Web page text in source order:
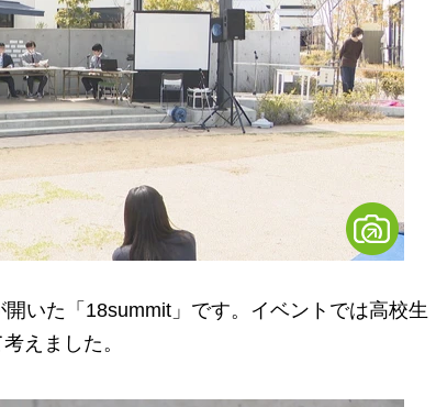
いた「18summit」です。イベントでは高校生
えました。